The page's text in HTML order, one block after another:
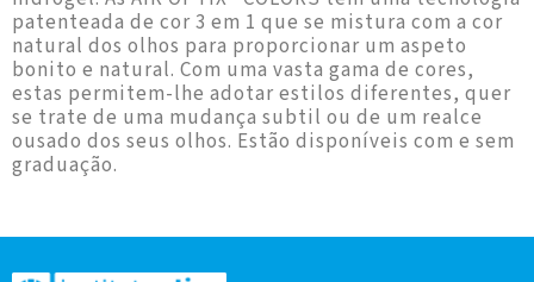
patenteada de cor 3 em 1 que se mistura com a cor
natural dos olhos para proporcionar um aspeto
bonito e natural. Com uma vasta gama de cores,
estas permitem-lhe adotar estilos diferentes, quer
se trate de uma mudança subtil ou de um realce
ousado dos seus olhos. Estão disponíveis com e sem
graduação.